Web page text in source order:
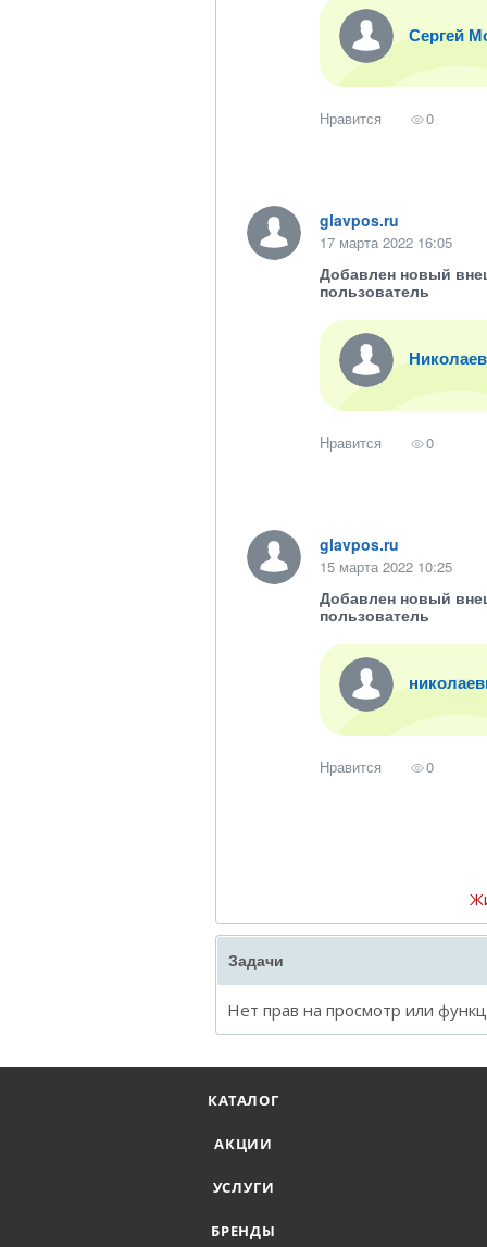
Сергей
Нравится 0
glavpos.ru
17 марта 2022 16:05
Добавлен новый
пользователь
Нравится 0
glavpos.ru
15 марта 2022 10:25
Добавлен новый
пользователь
Нравится 0
Задачи
Нет прав на просмотр или
КАТАЛОГ
АКЦИИ
УСЛУГИ
БРЕНДЫ